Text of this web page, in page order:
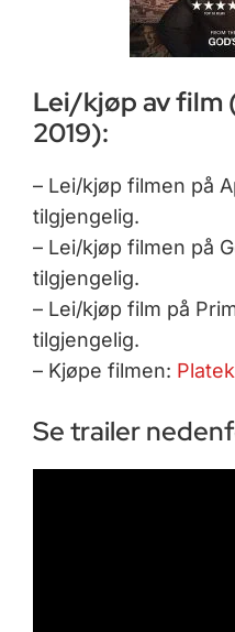
Lei/kjøp av film
2019):
– Lei/kjøp filmen på
tilgjengelig.
– Lei/kjøp filmen på
tilgjengelig.
– Lei/kjøp film på
tilgjengelig.
– Kjøpe filmen:
Se trailer